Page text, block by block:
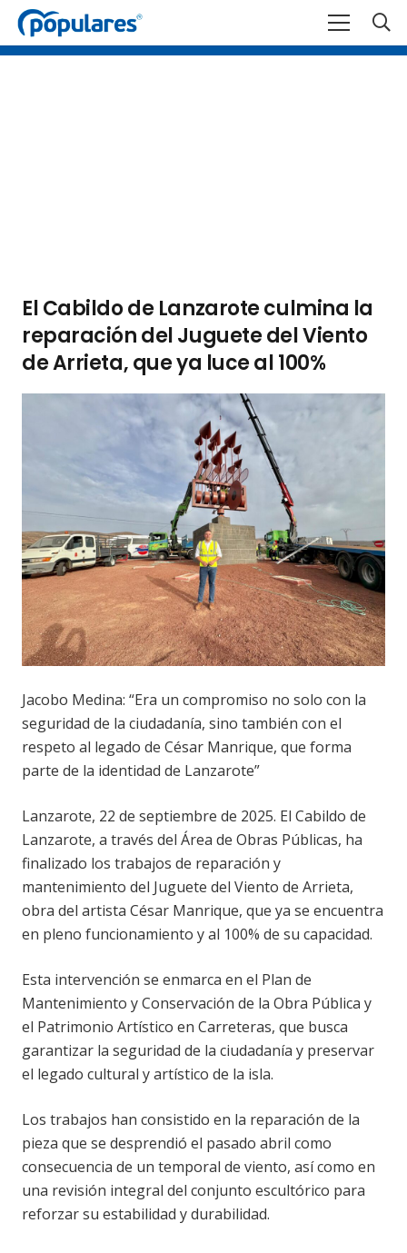
El Cabildo de Lanzarote culmina la
reparación del Juguete del Viento
de Arrieta, que ya luce al 100%
Jacobo Medina: “Era un compromiso no solo con la
seguridad de la ciudadanía, sino también con el
respeto al legado de César Manrique, que forma
parte de la identidad de Lanzarote”
Lanzarote, 22 de septiembre de 2025. El Cabildo de
Lanzarote, a través del Área de Obras Públicas, ha
finalizado los trabajos de reparación y
mantenimiento del Juguete del Viento de Arrieta,
obra del artista César Manrique, que ya se encuentra
en pleno funcionamiento y al 100% de su capacidad.
Esta intervención se enmarca en el Plan de
Mantenimiento y Conservación de la Obra Pública y
el Patrimonio Artístico en Carreteras, que busca
garantizar la seguridad de la ciudadanía y preservar
el legado cultural y artístico de la isla.
Los trabajos han consistido en la reparación de la
pieza que se desprendió el pasado abril como
consecuencia de un temporal de viento, así como en
una revisión integral del conjunto escultórico para
reforzar su estabilidad y durabilidad.